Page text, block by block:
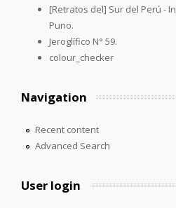
[Retratos del] Sur del Perú -
Puno.
Jeroglífico N° 59.
colour_checker
Navigation
Recent content
Advanced Search
User login